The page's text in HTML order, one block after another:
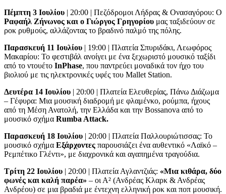
Πέμπτη 3 Ιουλίου | 20:00 | Πεζόδρομοι Λήδρας & Ονασαγόρου: Ο
Ραφαήλ Ζήνωνος και ο Γιώργος Γρηγορίου μας ταξιδεύουν σε
ροκ ρυθμούς, αλλάζοντας το βραδινό παλμό της πόλης.
Παρασκευή 11 Ιουλίου | 19:00 | Πλατεία Σπυριδάκι, Λεωφόρος
Μακαρίου: Το φεστιβάλ ανοίγει με ένα ξεχωριστό μουσικό ταξίδι
από το ντουέτο InPhase, που παντρεύει μοναδικά τον ήχο του
βιολιού με τις ηλεκτρονικές υφές του Mallet Station.
Δευτέρα 14 Ιουλίου | 20:00 | Πλατεία Ελευθερίας, Πάνω Διάζωμα
– Γέφυρα: Μια μουσική διαδρομή με φλαμένκο, ρούμπα, ήχους
από τη Μέση Ανατολή, την Ελλάδα και την Bossanova από το
μουσικό σχήμα Rumba Attack.
Παρασκευή 18 Ιουλίου | 20:00 | Πλατεία Παλλουριώτισσας: Το
μουσικό σχήμα Εξάρχοντες παρουσιάζει ένα αυθεντικό «Λαϊκό –
Ρεμπέτικο Γλέντι», με διαχρονικά και αγαπημένα τραγούδια.
Τρίτη 22 Ιουλίου | 20:00 | Πλατεία Αγλαντζιάς: «Μια κιθάρα, δύο
φωνές και καλή παρέα» – οι Α² (Ανδρέας Κλαρκ & Ανδρέας
Ανδρέου) σε μια βραδιά με έντεχνη ελληνική ροκ και ποπ μουσική.